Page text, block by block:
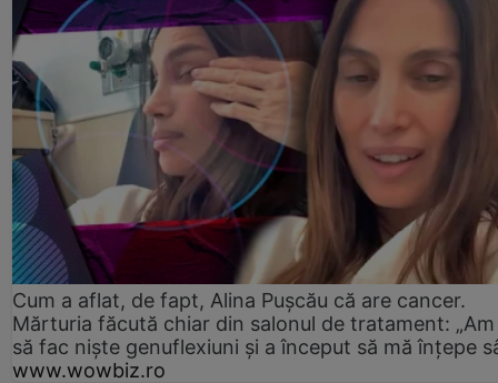
Cum a aflat, de fapt, Alina Pușcău că are cancer.
Mărturia făcută chiar din salonul de tratament:
să fac niște genuflexiuni și a început să mă înțepe
www.wowbiz.ro